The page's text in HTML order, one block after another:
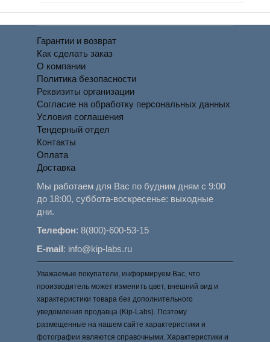
Гарантии и возврат
Как сделать заказ
О компании
Политика безопасности
Реквизиты организации
Согласие на обработку персональных данных
Условия соглашения
Тендерный отдел
Контакты
Оплата
Доставка
Мы работаем для Вас по будним дням с 9:00
до 18:00, суббота-воскресенье: выходные
дни.
Телефон:8(800)-600-53-15
E-mail: info@kip-labs.ru
Уважаемые покупатели, информируем Вас, что
производитель может изменить цвет, внешний вид и
характеристики товара без дополнительного
уведомления продавца (Kip-Labs). Поэтому
размещенные на нашем сайте характеристики и
фотографии являются справочными. Характеристики и